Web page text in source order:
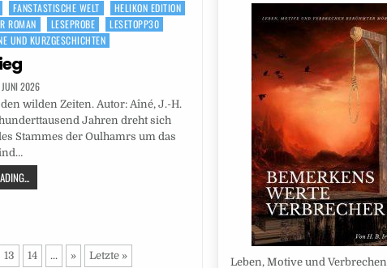
FANSTASTISCHE WELT
HELIKON EDITION
ROMAN
LESEPROBE
LESETOPP30
UND KURZGESCHICHTEN
JUNI 2026
wilden Zeiten. Autor: Aîné, J.-H.
Jahren dreht sich
Stammes der Oulhamrs um das
13 14 ... » Letzte »
Leben, Motive und Verbrechen